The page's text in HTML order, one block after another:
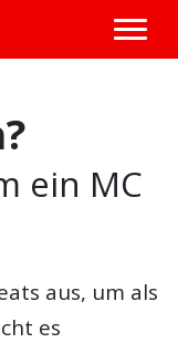
ein MC
aus, um als
es